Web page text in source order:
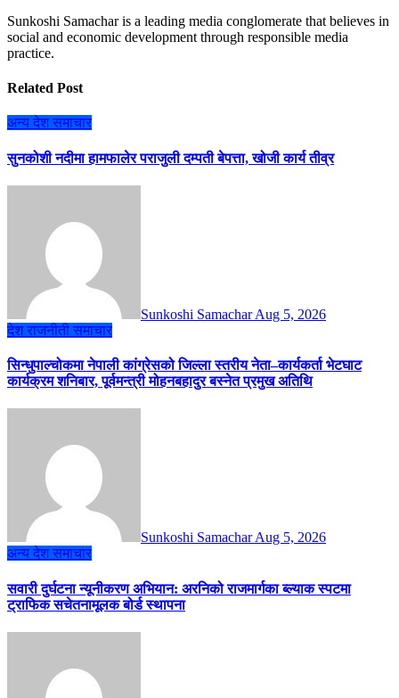
Sunkoshi Samachar is a leading media conglomerate that believes in
social and economic development through responsible media
practice.
Related Post
अन्य देशसमाचार
सुनकोशी नदीमा हामफालेर पराजुली दम्पती बेपत्ता, खोजी कार्य तीव्र
Sunkoshi SamacharAug 5, 2026
देशराजनीती समाचार
सिन्धुपाल्चोकमा नेपाली कांग्रेसको जिल्ला स्तरीय नेता–कार्यकर्ता भेटघाट
कार्यक्रम शनिबार, पूर्वमन्त्री मोहनबहादुर बस्नेत प्रमुख अतिथि
Sunkoshi SamacharAug 5, 2026
अन्य देशसमाचार
सवारी दुर्घटना न्यूनीकरण अभियान: अरनिको राजमार्गका ब्ल्याक स्पटमा
ट्राफिक सचेतनामूलक बोर्ड स्थापना